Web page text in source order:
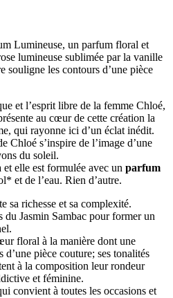
Lumineuse, un parfum floral et
lumineuse sublimée par la vanille
souligne les contours d’une pièce
et l’esprit libre de la femme Chloé,
au cœur de cette création la
qui rayonne ici d’un éclat inédit.
Chloé s’inspire de l’image d’une
du soleil.
et elle est formulée avec un parfum
et de l’eau. Rien d’autre.
sa richesse et sa complexité.
du Jasmin Sambac pour former un
floral à la manière dont une
pièce couture; ses tonalités
à la composition leur rondeur
et féminine.
convient à toutes les occasions et